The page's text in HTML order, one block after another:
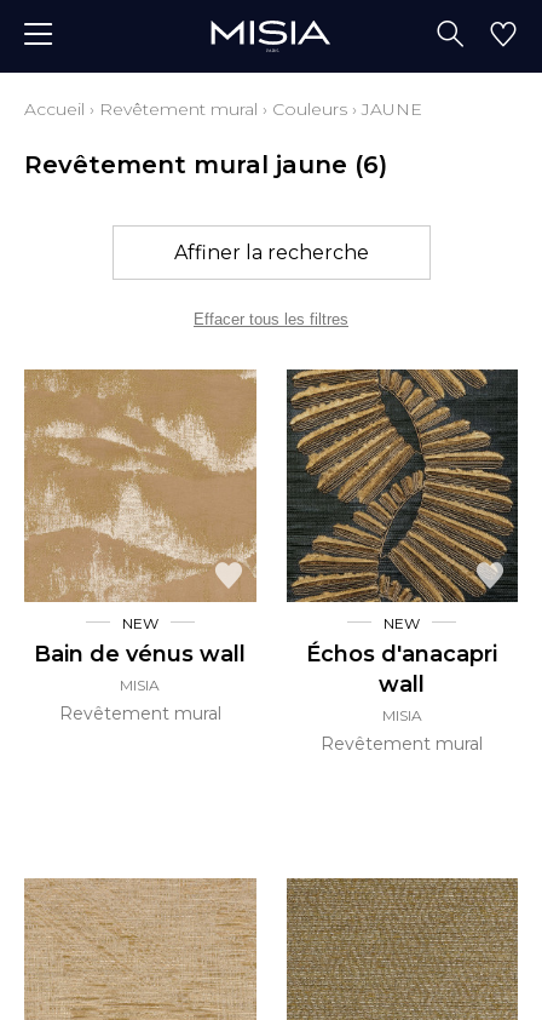
Accueil › Revêtement mural › Couleurs › JAUNE
Revêtement mural jaune (6)
Affiner la recherche
Effacer tous les filtres
NEW
Bain de vénus wall
MISIA
Revêtement mural
NEW
Échos d'anacapri
wall
MISIA
Revêtement mural